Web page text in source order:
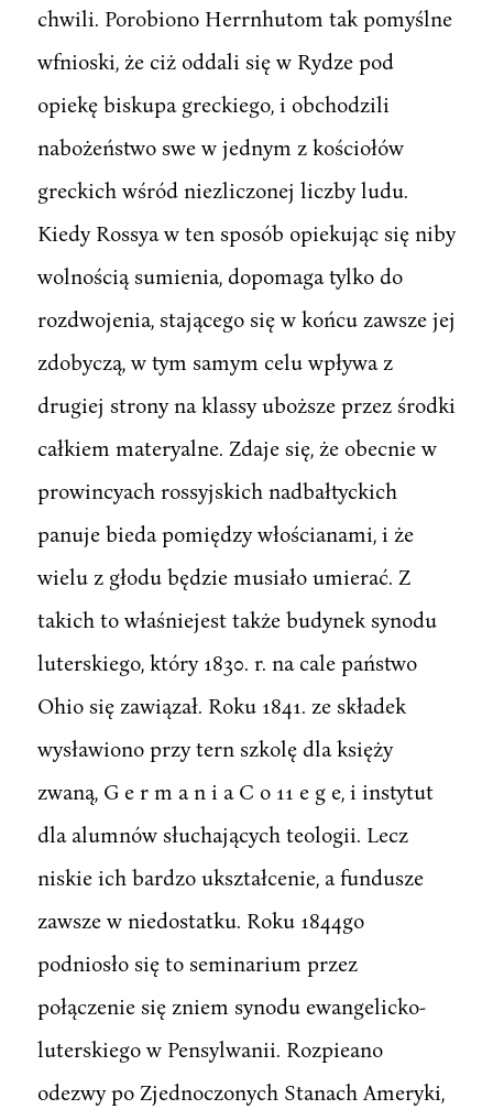
chwili. Porobiono Herrnhutom tak pomyślne
wfnioski, że ciż oddali się w Rydze pod
opiekę biskupa greckiego, i obchodzili
nabożeństwo swe w jednym z kościołów
greckich wśród niezliczonej liczby ludu.
Kiedy Rossya w ten sposób opiekując się niby
wolnością sumienia, dopomaga tylko do
rozdwojenia, stającego się w końcu zawsze jej
zdobyczą, w tym samym celu wpływa z
drugiej strony na klassy uboższe przez środki
całkiem materyalne. Zdaje się, że obecnie w
prowincyach rossyjskich nadbałtyckich
panuje bieda pomiędzy włościanami, i że
wielu z głodu będzie musiało umierać. Z
takich to właśniejest także budynek synodu
luterskiego, który 1830. r. na cale państwo
Ohio się zawiązał. Roku 1841. ze składek
wysławiono przy tern szkolę dla księży
zwaną, G e r m a n i a C o 11 e g e, i instytut
dla alumnów słuchających teologii. Lecz
niskie ich bardzo ukształcenie, a fundusze
zawsze w niedostatku. Roku 1844go
podniosło się to seminarium przez
połączenie się zniem synodu ewangelicko-
luterskiego w Pensylwanii. Rozpieano
odezwy po Zjednoczonych Stanach Ameryki,